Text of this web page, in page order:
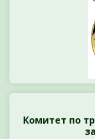
Комитет по